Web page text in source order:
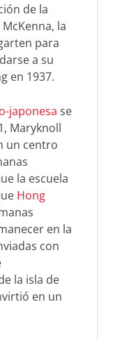
de la
la
para
a su
en 1937.
japonesa se
Maryknoll
un centro
la escuela
Hong
en la
con
la isla de
en un